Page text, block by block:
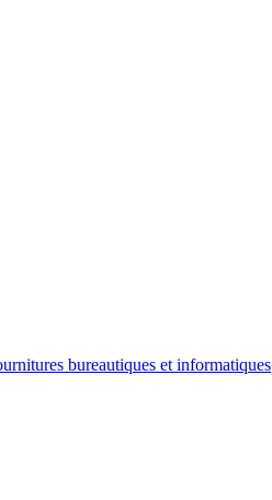
bureautiques et informatiques